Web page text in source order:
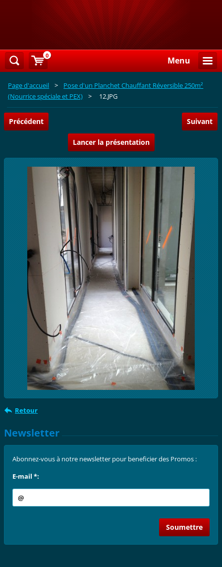
Menu
Page d'accueil >
Pose d'un Planchet Chauffant Réversible 250m²
(Nourrice spéciale et PEX)
> 12.JPG
Précédent Suivant
Lancer la présentation
Retour
Newsletter
Abonnez-vous à notre newsletter pour beneficier des Promos :
E-mail *:
0